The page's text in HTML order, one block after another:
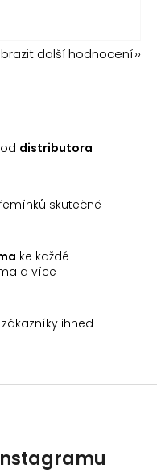
další hodnocení
distributora
skutečně
ke každé
a více
ihned